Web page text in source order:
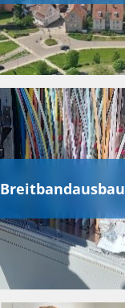
Breitbandausbau